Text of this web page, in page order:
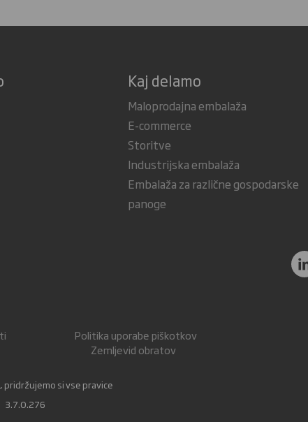
Kaj delamo
Maloprodajna embalaža
E-commerce
Storitve
Industrijska embalaža
Embalaža za različne gospodarske
panoge
Politika uporabe piškotkov
Zemljevid obratov
pridržujemo si vse pravice
3.7.0.276